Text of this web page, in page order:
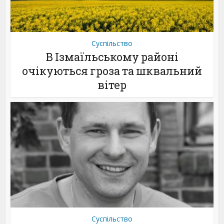
Суспільство
В Ізмаїльському районі
очікуються гроза та шквальний
вітер
Суспільство